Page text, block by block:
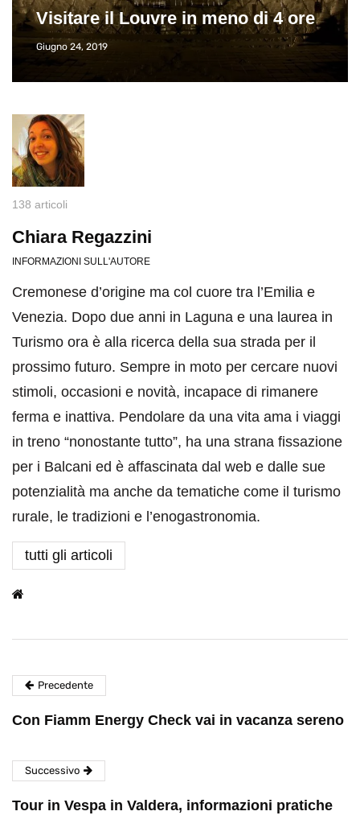
Visitare il Louvre in meno di 4 ore
Giugno 24, 2019
138 articoli
Chiara Regazzini
INFORMAZIONI SULL'AUTORE
Cremonese d’origine ma col cuore tra l’Emilia e
Venezia. Dopo due anni in Laguna e una laurea in
Turismo ora è alla ricerca della sua strada per il
prossimo futuro. Sempre in moto per cercare nuovi
stimoli, occasioni e novità, incapace di rimanere
ferma e inattiva. Pendolare da una vita ama i viaggi
in treno “nonostante tutto”, ha una strana fissazione
per i Balcani ed è affascinata dal web e dalle sue
potenzialità ma anche da tematiche come il turismo
rurale, le tradizioni e l’enogastronomia.
tutti gli articoli
Precedente
Con Fiamm Energy Check vai in vacanza sereno
Successivo
Tour in Vespa in Valdera, informazioni pratiche